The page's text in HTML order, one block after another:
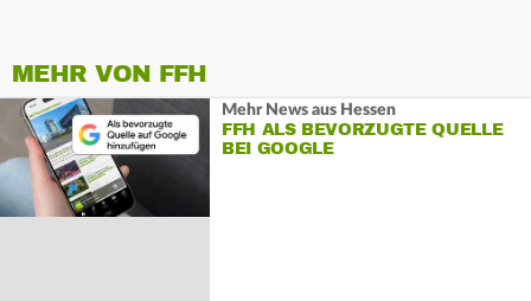
MEHR VON FFH
Mehr News aus Hessen
FFH ALS BEVORZUGTE QUELLE
BEI GOOGLE